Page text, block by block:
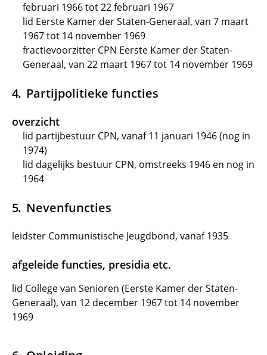
februari 1966 tot 22 februari 1967
lid Eerste Kamer der Staten-Generaal, van 7 maart
1967 tot 14 november 1969
fractievoorzitter CPN Eerste Kamer der Staten-
Generaal, van 22 maart 1967 tot 14 november 1969
Partijpolitieke functies
overzicht
lid partijbestuur CPN, vanaf 11 januari 1946 (nog in
1974)
lid dagelijks bestuur CPN, omstreeks 1946 en nog in
1964
Nevenfuncties
leidster Communistische Jeugdbond, vanaf 1935
afgeleide functies, presidia etc.
lid College van Senioren (Eerste Kamer der Staten-
Generaal), van 12 december 1967 tot 14 november
1969